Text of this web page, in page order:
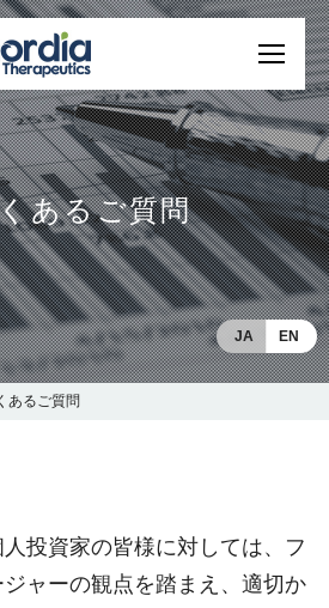
あるご質問
JA EN
あるご質問
投資家の皆様に対しては、フ
ャーの観点を踏まえ、適切か